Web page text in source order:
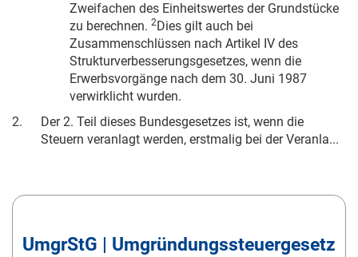
Zweifachen des Einheitswertes der Grundstücke
zu berechnen. 2Dies gilt auch bei
Zusammenschlüssen nach Artikel IV des
Strukturverbesserungsgesetzes, wenn die
Erwerbsvorgänge nach dem 30. Juni 1987
verwirklicht wurden.
2.
Der 2. Teil dieses Bundesgesetzes ist, wenn die
Steuern veranlagt werden, erstmalig bei der Veranla...
UmgrStG | Umgründungssteuergesetz